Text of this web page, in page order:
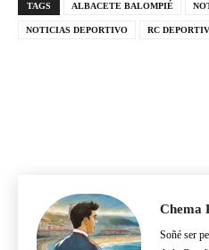
TAGS ALBACETE BALOMPIÉ
NOTICIAS DEPORTIVO RC
Chema
Soñé ser